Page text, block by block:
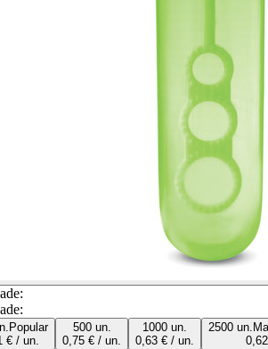
Popular
€ / un.
500 un.
0,75 € / un.
1000 un.
0,63 € / un.
2500 un.